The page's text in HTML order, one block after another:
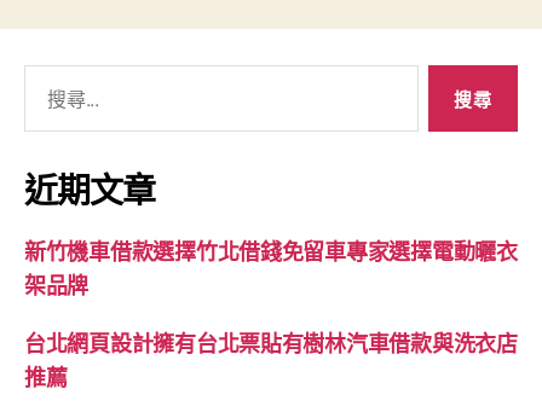
關
鍵
字:
近期文章
新竹機車借款選擇竹北借錢免留車專家選擇電動曬衣
架品牌
台北網頁設計擁有台北票貼有樹林汽車借款與洗衣店
推薦